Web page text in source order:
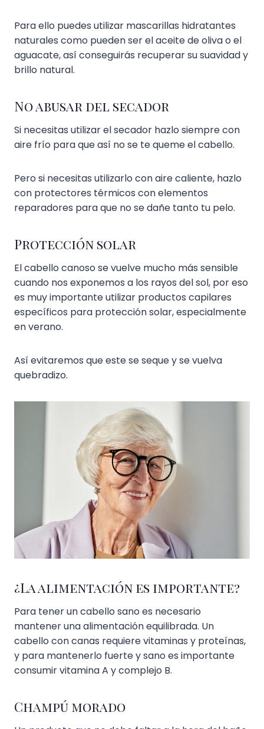
Para ello puedes utilizar mascarillas hidratantes
naturales como pueden ser el aceite de oliva o el
aguacate, así conseguirás recuperar su suavidad y
brillo natural.
No abusar del secador
Si necesitas utilizar el secador hazlo siempre con
aire frío para que así no se te queme el cabello.
Pero si necesitas utilizarlo con aire caliente, hazlo
con protectores térmicos con elementos
reparadores para que no se dañe tanto tu pelo.
Protección solar
El cabello canoso se vuelve mucho más sensible
cuando nos exponemos a los rayos del sol, por eso
es muy importante utilizar productos capilares
específicos para protección solar, especialmente
en verano.
Así evitaremos que este se seque y se vuelva
quebradizo.
¿La alimentación es importante?
Para tener un cabello sano es necesario
mantener una alimentación equilibrada. Un
cabello con canas requiere vitaminas y proteínas,
y para mantenerlo fuerte y sano es importante
consumir vitamina A y complejo B.
Champú morado